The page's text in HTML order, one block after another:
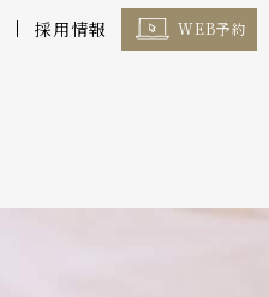
採用情報 WEB予約